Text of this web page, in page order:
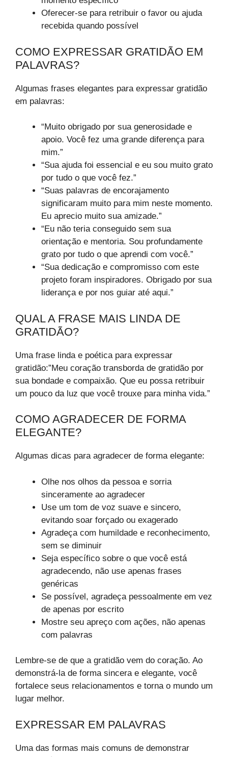
Oferecer-se para retribuir o favor ou ajuda
recebida quando possível
COMO EXPRESSAR GRATIDÃO EM
PALAVRAS?
Algumas frases elegantes para expressar gratidão
em palavras:
“Muito obrigado por sua generosidade e
apoio. Você fez uma grande diferença para
mim.”
“Sua ajuda foi essencial e eu sou muito grato
por tudo o que você fez.”
“Suas palavras de encorajamento
significaram muito para mim neste momento.
Eu aprecio muito sua amizade.”
“Eu não teria conseguido sem sua
orientação e mentoria. Sou profundamente
grato por tudo o que aprendi com você.”
“Sua dedicação e compromisso com este
projeto foram inspiradores. Obrigado por sua
liderança e por nos guiar até aqui.”
QUAL A FRASE MAIS LINDA DE
GRATIDÃO?
Uma frase linda e poética para expressar
gratidão:”Meu coração transborda de gratidão por
sua bondade e compaixão. Que eu possa retribuir
um pouco da luz que você trouxe para minha vida.”
COMO AGRADECER DE FORMA
ELEGANTE?
Algumas dicas para agradecer de forma elegante:
Olhe nos olhos da pessoa e sorria
sinceramente ao agradecer
Use um tom de voz suave e sincero,
evitando soar forçado ou exagerado
Agradeça com humildade e reconhecimento,
sem se diminuir
Seja específico sobre o que você está
agradecendo, não use apenas frases
genéricas
Se possível, agradeça pessoalmente em vez
de apenas por escrito
Mostre seu apreço com ações, não apenas
com palavras
Lembre-se de que a gratidão vem do coração. Ao
demonstrá-la de forma sincera e elegante, você
fortalece seus relacionamentos e torna o mundo um
lugar melhor.
EXPRESSAR EM PALAVRAS
Uma das formas mais comuns de demonstrar